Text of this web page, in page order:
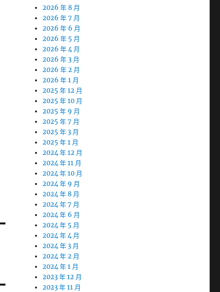
2026 年 8 月
2026 年 7 月
2026 年 6 月
2026 年 5 月
2026 年 4 月
2026 年 3 月
2026 年 2 月
2026 年 1 月
2025 年 12 月
2025 年 10 月
2025 年 9 月
2025 年 7 月
2025 年 3 月
2025 年 1 月
2024 年 12 月
2024 年 11 月
2024 年 10 月
2024 年 9 月
2024 年 8 月
2024 年 7 月
2024 年 6 月
2024 年 5 月
2024 年 4 月
2024 年 3 月
2024 年 2 月
2024 年 1 月
2023 年 12 月
2023 年 11 月